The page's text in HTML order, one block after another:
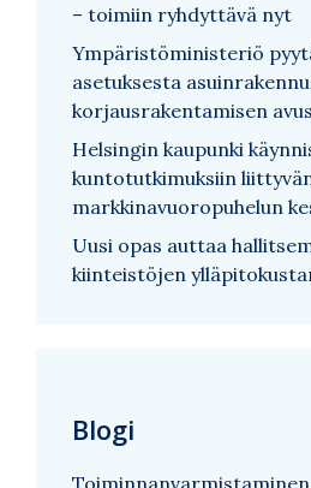
– toimiin ryhdyttävä nyt
Ympäristöministeriö
asetuksesta
korjausrakentamisen
Helsingin kaupunki
kuntotutkimuksiin
markkinavuoropuhelun
Uusi opas auttaa
kiinteistöjen
Blogi